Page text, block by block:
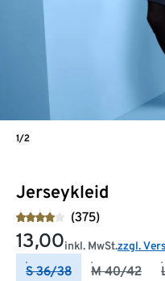
Jerseykleid
(375)
13,00inkl. MwSt.zzgl.
S 36/38 M 40/42
1/2